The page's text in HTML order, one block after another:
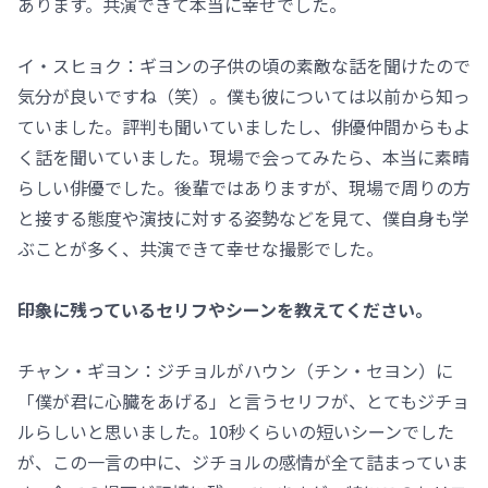
イ・スヒョク：ギヨンの子供の頃の素敵な話を聞けたので
気分が良いですね（笑）。僕も彼については以前から知っ
ていました。評判も聞いていましたし、俳優仲間からもよ
く話を聞いていました。現場で会ってみたら、本当に素晴
らしい俳優でした。後輩ではありますが、現場で周りの方
と接する態度や演技に対する姿勢などを見て、僕自身も学
ぶことが多く、共演できて幸せな撮影でした。
――印象に残っているセリフやシーンを教えてください。
チャン・ギヨン：ジチョルがハウン（チン・セヨン）に
「僕が君に心臓をあげる」と言うセリフが、とてもジチョ
ルらしいと思いました。10秒くらいの短いシーンでした
が、この一言の中に、ジチョルの感情が全て詰まっていま